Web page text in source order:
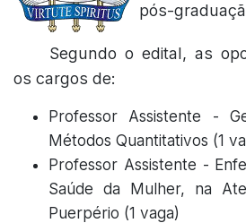
pós-
Segundo o edital, as
os cargos de:
Professor Assistente -
Métodos Quantitativos (1
Professor Assistente -
Saúde da Mulher, na
Puerpério (1 vaga)